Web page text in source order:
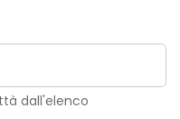
dall'elenco